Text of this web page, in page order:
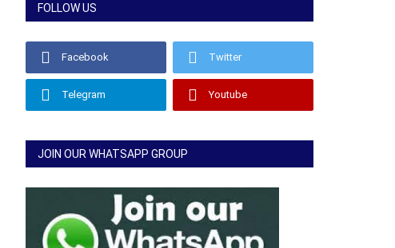
FOLLOW US
Facebook Twitter
Telegram Youtube
JOIN OUR WHATSAPP GROUP